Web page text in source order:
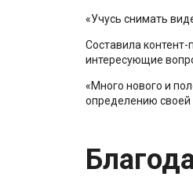
«Учусь снимать
Составила
интересующие
«Много нового и
определению своей